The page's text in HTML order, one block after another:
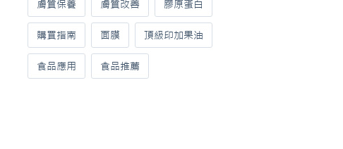
膚質保養 膚質改善 膠原蛋白
購買指南 面膜 頂級印加果油
食品應用 食品推薦